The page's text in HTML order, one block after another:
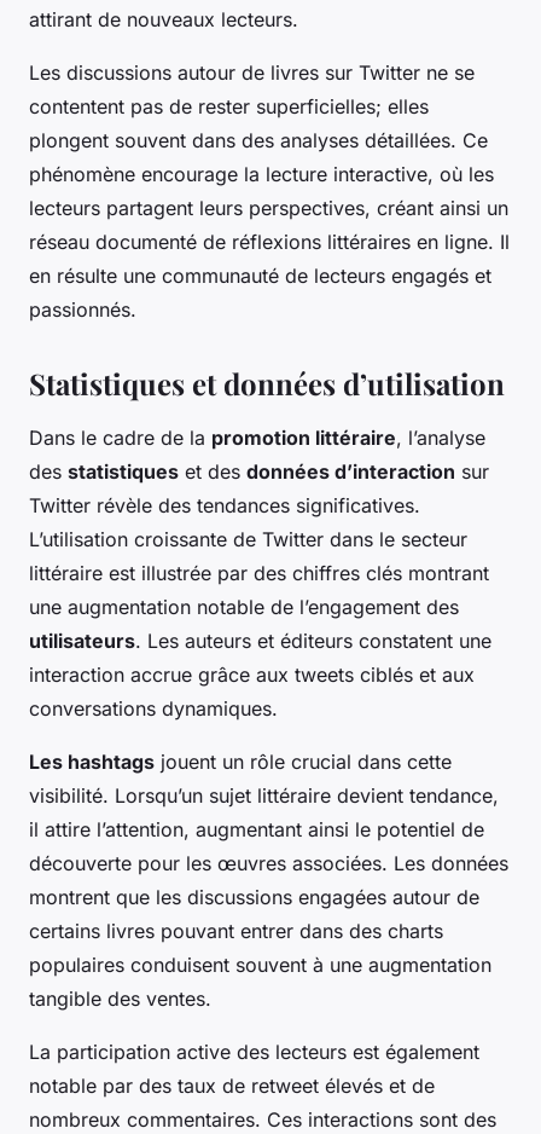
attirant de nouveaux lecteurs.
Les discussions autour de livres sur Twitter ne se
contentent pas de rester superficielles; elles
plongent souvent dans des analyses détaillées. Ce
phénomène encourage la lecture interactive, où les
lecteurs partagent leurs perspectives, créant ainsi un
réseau documenté de réflexions littéraires en ligne. Il
en résulte une communauté de lecteurs engagés et
passionnés.
Statistiques et données d’utilisation
Dans le cadre de la promotion littéraire, l’analyse
des statistiques et des données d’interaction sur
Twitter révèle des tendances significatives.
L’utilisation croissante de Twitter dans le secteur
littéraire est illustrée par des chiffres clés montrant
une augmentation notable de l’engagement des
utilisateurs. Les auteurs et éditeurs constatent une
interaction accrue grâce aux tweets ciblés et aux
conversations dynamiques.
Les hashtags jouent un rôle crucial dans cette
visibilité. Lorsqu’un sujet littéraire devient tendance,
il attire l’attention, augmentant ainsi le potentiel de
découverte pour les œuvres associées. Les données
montrent que les discussions engagées autour de
certains livres pouvant entrer dans des charts
populaires conduisent souvent à une augmentation
tangible des ventes.
La participation active des lecteurs est également
notable par des taux de retweet élevés et de
nombreux commentaires. Ces interactions sont des